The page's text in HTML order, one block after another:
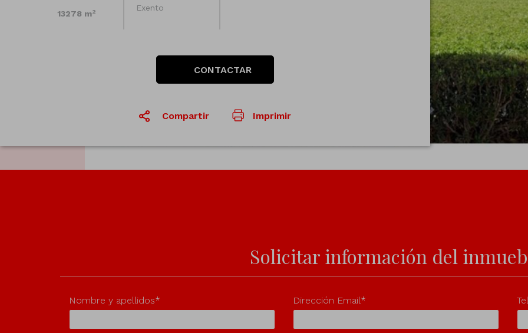
13278 m2 Exento
CONTACTAR
Compartir Imprimir
Solicitar información del
Nombre y apellidos* Dirección Email*